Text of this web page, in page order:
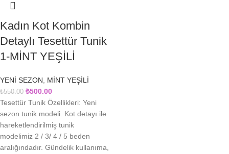
Kadın Kot Kombin
Detaylı Tesettür Tunik
1-MİNT YEŞİLİ
YENİ SEZON, MİNT YEŞİLİ
₺550.00 ₺500.00
Tesettür Tunik Özellikleri: Yeni
sezon tunik modeli. Kot detayı ile
hareketlendirilmiş tunik
modelimiz 2 / 3/ 4 / 5 beden
aralığındadır. Gündelik kullanıma,